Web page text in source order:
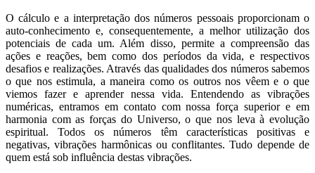
O cálculo e a interpretação dos números pessoais proporcionam o
auto-conhecimento e, consequentemente, a melhor utilização dos
potenciais de cada um. Além disso, permite a compreensão das
ações e reações, bem como dos períodos da vida, e respectivos
desafios e realizações. Através das qualidades dos números sabemos
o que nos estimula, a maneira como os outros nos vêem e o que
viemos fazer e aprender nessa vida. Entendendo as vibrações
numéricas, entramos em contato com nossa força superior e em
harmonia com as forças do Universo, o que nos leva à evolução
espiritual. Todos os números têm características positivas e
negativas, vibrações harmônicas ou conflitantes. Tudo depende de
quem está sob influência destas vibrações.